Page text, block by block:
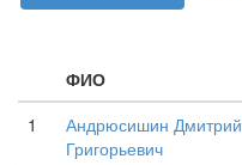
ФИО
1
Андрюсишин Дмитрий
Григорьевич